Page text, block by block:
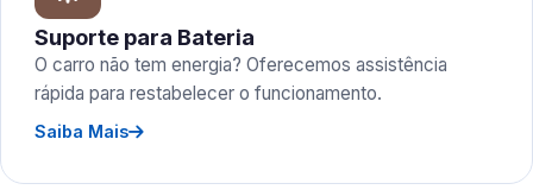
Suporte para Bateria
O carro não tem energia? Oferecemos assistência
rápida para restabelecer o funcionamento.
Saiba Mais